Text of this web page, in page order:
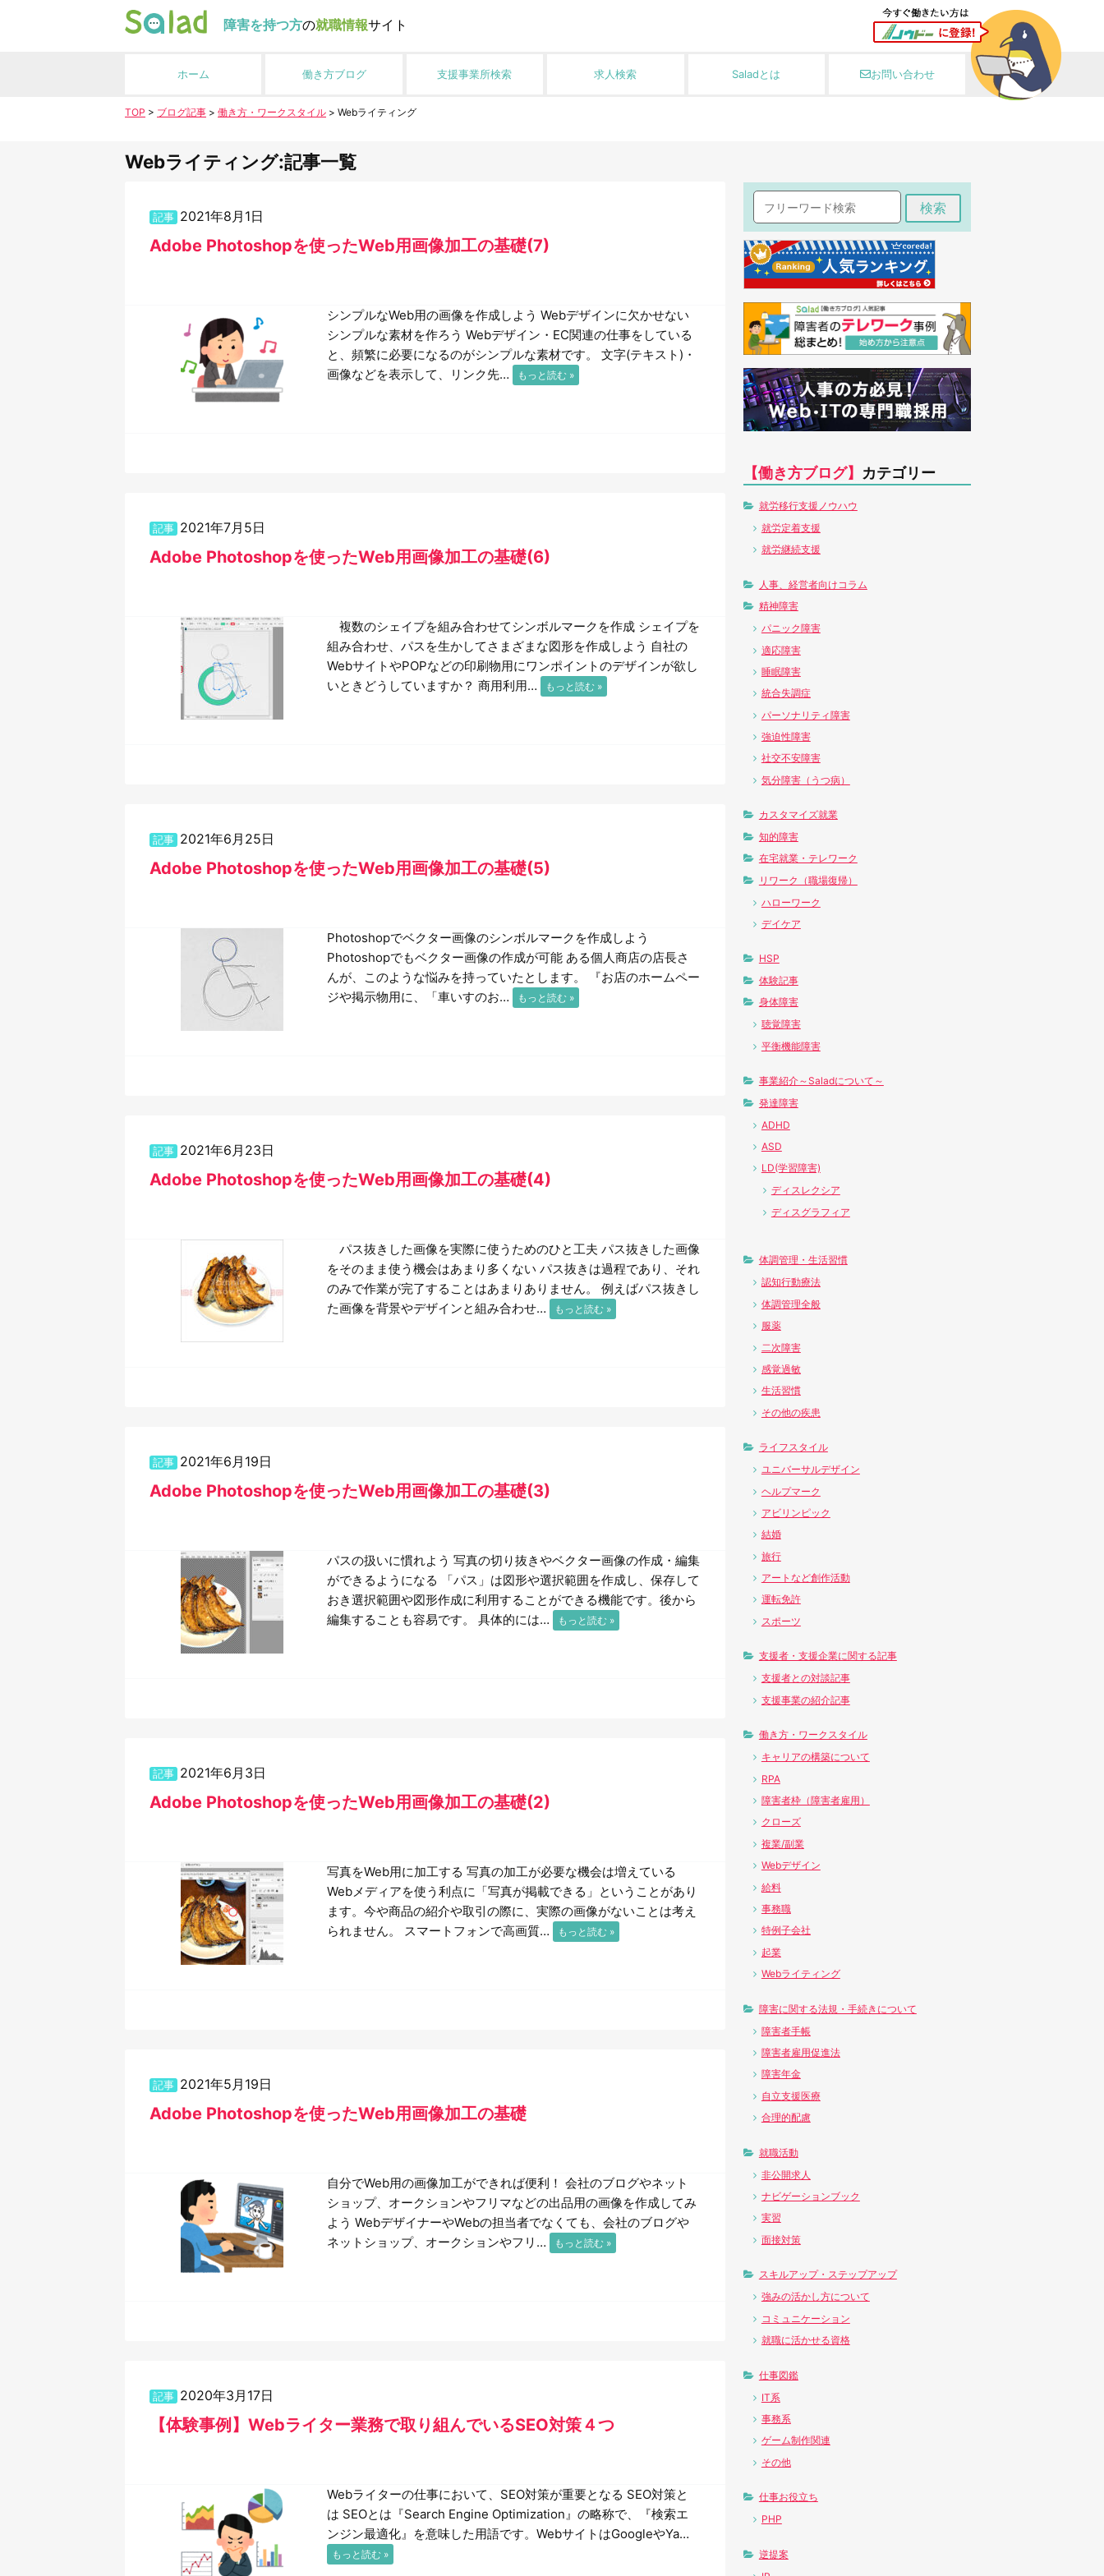
障害を持つ方の就職情報サイト
ホーム 働き方ブログ 支援事業所検索 求人検索 Saladとは お問い合わせ
TOP > ブログ記事 > 働き方・ワークスタイル > Webライティング
Webライティング:記事一覧
記事 2021年8月1日
Adobe Photoshopを使ったWeb用画像加工の基礎(7)
シンプルなWeb用の画像を作成しよう Webデザインに欠かせない
シンプルな素材を作ろう Webデザイン・EC関連の仕事をしている
と、頻繁に必要になるのがシンプルな素材です。 文字(テキスト)・
画像などを表示して、リンク先…
もっと読む »
記事 2021年7月5日
Adobe Photoshopを使ったWeb用画像加工の基礎(6)
複数のシェイプを組み合わせてシンボルマークを作成 シェイプを
組み合わせ、パスを生かしてさまざまな図形を作成しよう 自社の
WebサイトやPOPなどの印刷物用にワンポイントのデザインが欲し
いときどうしていますか？ 商用利用…
もっと読む »
記事 2021年6月25日
Adobe Photoshopを使ったWeb用画像加工の基礎(5)
Photoshopでベクター画像のシンボルマークを作成しよう
Photoshopでもベクター画像の作成が可能 ある個人商店の店長さ
んが、このような悩みを持っていたとします。 『お店のホームペー
ジや掲示物用に、「車いすのお…
もっと読む »
記事 2021年6月23日
Adobe Photoshopを使ったWeb用画像加工の基礎(4)
パス抜きした画像を実際に使うためのひと工夫 パス抜きした画像
をそのまま使う機会はあまり多くない パス抜きは過程であり、それ
のみで作業が完了することはあまりありません。 例えばパス抜きし
た画像を背景やデザインと組み合わせ…
もっと読む »
記事 2021年6月19日
Adobe Photoshopを使ったWeb用画像加工の基礎(3)
パスの扱いに慣れよう 写真の切り抜きやベクター画像の作成・編集
ができるようになる 「パス」は図形や選択範囲を作成し、保存して
おき選択範囲や図形作成に利用することができる機能です。後から
編集することも容易です。 具体的には…
もっと読む »
記事 2021年6月3日
Adobe Photoshopを使ったWeb用画像加工の基礎(2)
写真をWeb用に加工する 写真の加工が必要な機会は増えている
Webメディアを使う利点に「写真が掲載できる」ということがあり
ます。今や商品の紹介や取引の際に、実際の画像がないことは考え
られません。 スマートフォンで高画質…
もっと読む »
記事 2021年5月19日
Adobe Photoshopを使ったWeb用画像加工の基礎
自分でWeb用の画像加工ができれば便利！ 会社のブログやネット
ショップ、オークションやフリマなどの出品用の画像を作成してみ
よう WebデザイナーやWebの担当者でなくても、会社のブログや
ネットショップ、オークションやフリ…
もっと読む »
記事 2020年3月17日
【体験事例】Webライター業務で取り組んでいるSEO対策４つ
Webライターの仕事において、SEO対策が重要となる SEO対策と
は SEOとは『Search Engine Optimization』の略称で、『検索エ
ンジン最適化』を意味した用語です。WebサイトはGoogleやYa…
もっと読む »
検索
【働き方ブログ】 カテゴリー
就労移行支援ノウハウ
就労定着支援
就労継続支援
人事、経営者向けコラム
精神障害
パニック障害
適応障害
睡眠障害
統合失調症
パーソナリティ障害
強迫性障害
社交不安障害
気分障害（うつ病）
カスタマイズ就業
知的障害
在宅就業・テレワーク
リワーク（職場復帰）
ハローワーク
デイケア
HSP
体験記事
身体障害
聴覚障害
平衡機能障害
事業紹介～Saladについて～
発達障害
ADHD
ASD
LD(学習障害)
ディスレクシア
ディスグラフィア
体調管理・生活習慣
認知行動療法
体調管理全般
服薬
二次障害
感覚過敏
生活習慣
その他の疾患
ライフスタイル
ユニバーサルデザイン
ヘルプマーク
アビリンピック
結婚
旅行
アートなど創作活動
運転免許
スポーツ
支援者・支援企業に関する記事
支援者との対談記事
支援事業の紹介記事
働き方・ワークスタイル
キャリアの構築について
RPA
障害者枠（障害者雇用）
クローズ
複業/副業
Webデザイン
給料
事務職
特例子会社
起業
Webライティング
障害に関する法規・手続きについて
障害者手帳
障害者雇用促進法
障害年金
自立支援医療
合理的配慮
就職活動
非公開求人
ナビゲーションブック
実習
面接対策
スキルアップ・ステップアップ
強みの活かし方について
コミュニケーション
就職に活かせる資格
仕事図鑑
IT系
事務系
ゲーム制作関連
その他
仕事お役立ち
PHP
逆提案